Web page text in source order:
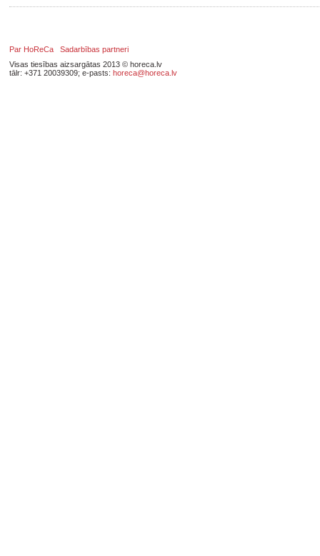
Par HoReCa
Sadarbības partneri
Visas tiesības aizsargātas 2013 © horeca.lv
tālr: +371 20039309; e-pasts: horeca@horeca.lv